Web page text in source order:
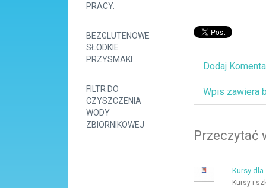
PRACY.
BEZGLUTENOWE
SŁODKIE
PRZYSMAKI
FILTR DO
CZYSZCZENIA
WODY
ZBIORNIKOWEJ
Dodaj
Wpis zawiera
Przeczytać
Kursy
Kursy i